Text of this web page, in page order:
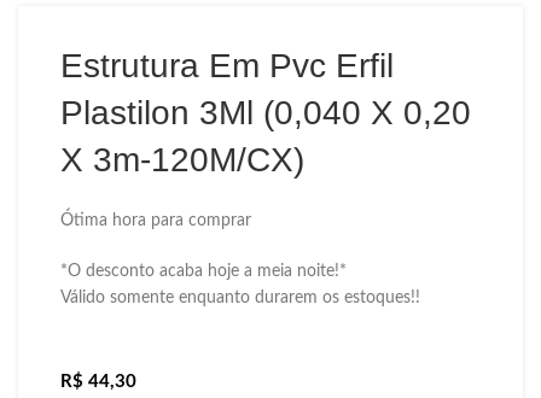
Estrutura Em Pvc Erfil
Plastilon 3Ml (0,040 X 0,20
X 3m-120M/CX)
Ótima hora para comprar
*O desconto acaba hoje a meia noite!*
Válido somente enquanto durarem os estoques!!
R$ 44,30